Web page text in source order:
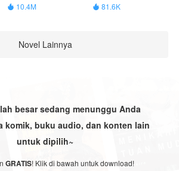
 10.4M  81.6K
Novel Lainnya
besar sedang menunggu Anda
komik, buku audio, dan konten lain
untuk dipilih~
GRATIS! Klik di bawah untuk download!